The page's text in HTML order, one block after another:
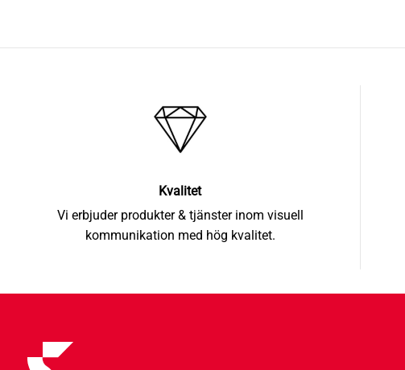
Kvalitet
Vi erbjuder produkter & tjänster inom visuell
kommunikation med hög kvalitet.